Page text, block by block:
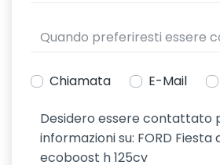
Chiamata E-Mail